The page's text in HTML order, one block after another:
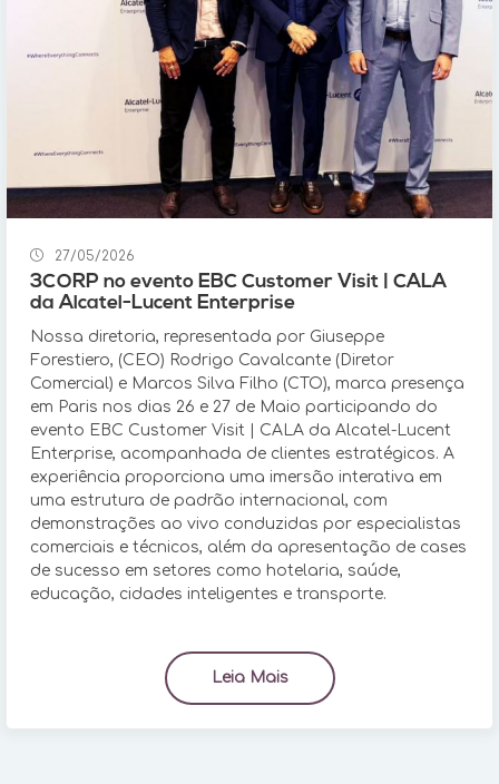
27/05/2026
3CORP no evento EBC Customer Visit | CALA
da Alcatel-Lucent Enterprise
Nossa diretoria, representada por Giuseppe
Forestiero, (CEO) Rodrigo Cavalcante (Diretor
Comercial) e Marcos Silva Filho (CTO), marca presença
em Paris nos dias 26 e 27 de Maio participando do
evento EBC Customer Visit | CALA da Alcatel-Lucent
Enterprise, acompanhada de clientes estratégicos. A
experiência proporciona uma imersão interativa em
uma estrutura de padrão internacional, com
demonstrações ao vivo conduzidas por especialistas
comerciais e técnicos, além da apresentação de cases
de sucesso em setores como hotelaria, saúde,
educação, cidades inteligentes e transporte.
Leia Mais